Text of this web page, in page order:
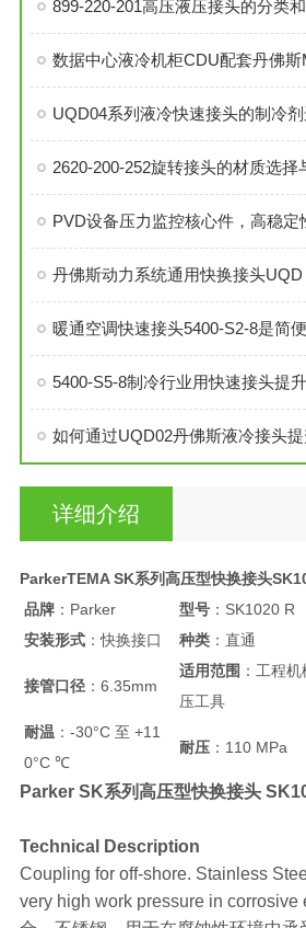
899-220-201高压液压接头的分类
2620-200-252旋转接头的材质选择
PVD设备压力监控核心件，高稳
详细介绍
ParkerTEMA SK系列高压型快换接头
品牌：Parker 型号：SK1020 R
安装形式：快换接口 种类：直通
接管口径：6.35mm
适用范围 ：工程
压工具
耐温 ：-30°C 至 +11
0°C ℃
耐压：110 MPa
Parker SK系列高压型快换接头
Technical Description
Coupling for off-shore. Stainless
very high work pressure in corrosive